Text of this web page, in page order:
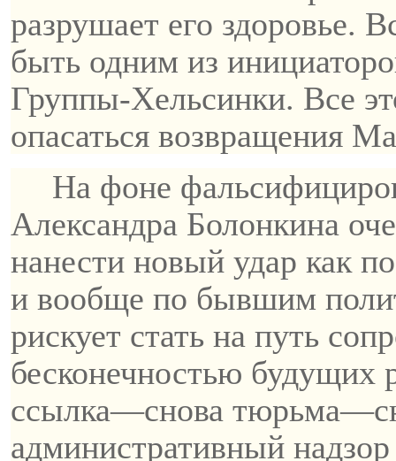
разрушает его здоровье.
быть одним из
Группы-Хельсинки. Все
опасаться возвращения
На фоне
Александра Болонкина
нанести новый удар как
и вообще по бывшим
рискует стать на путь
бесконечностью
ссылка—снова
административный